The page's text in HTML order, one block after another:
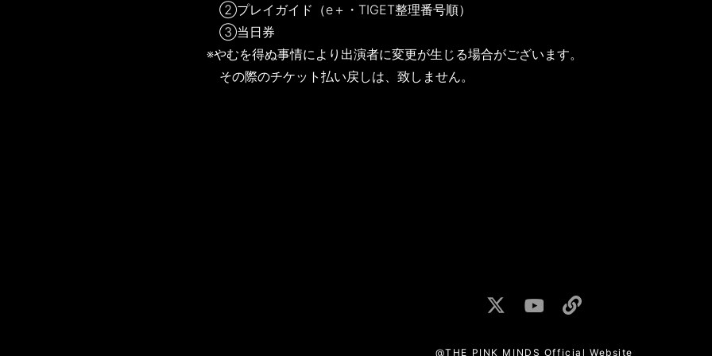
②プレイガイド（e＋・TIGET整理番号順）
③当日券
※やむを得ぬ事情により出演者に変更が生じる場合がございます。
その際のチケット払い戻しは、致しません。
@THE PINK MINDS Official Website